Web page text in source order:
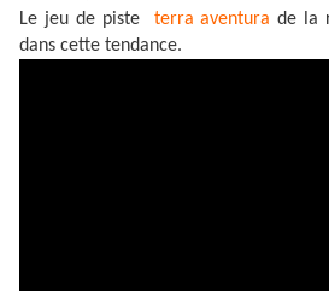
Le jeu de piste
terra aventura de la
dans cette tendance.